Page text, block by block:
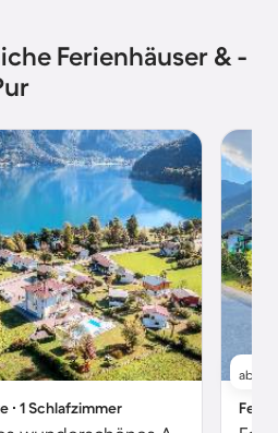
Ferienhäuser & -
∙ 1 Schlafzimmer
ab